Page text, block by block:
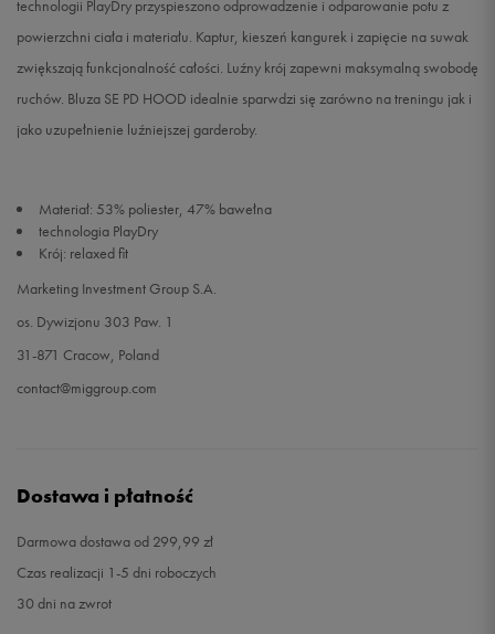
technologii PlayDry przyspieszono odprowadzenie i odparowanie potu z
powierzchni ciała i materiału. Kaptur, kieszeń kangurek i zapięcie na suwak
zwiększają funkcjonalność całości. Luźny krój zapewni maksymalną swobodę
ruchów. Bluza SE PD HOOD idealnie sparwdzi się zarówno na treningu jak i
jako uzupełnienie luźniejszej garderoby.
Materiał: 53% poliester, 47% bawełna
technologia PlayDry
Krój: relaxed fit
Marketing Investment Group S.A.
os. Dywizjonu 303 Paw. 1
31-871 Cracow, Poland
contact@miggroup.com
Dostawa i płatność
Darmowa dostawa od 299,99 zł
Czas realizacji 1-5 dni roboczych
30 dni na zwrot